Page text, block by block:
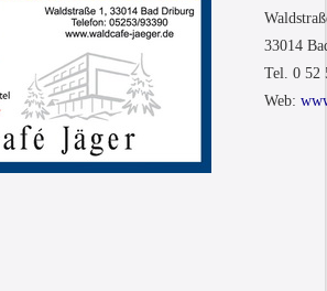
33014
Tel. 0 52
Web: